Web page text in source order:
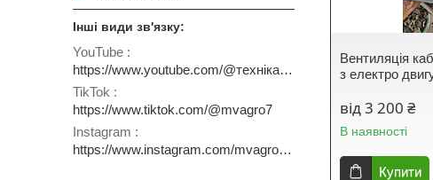
Вентиляція
з електро
від 3 200 ₴
В наявності
Купити
YouTube
https://www.youtube.com/@технікаТАобладнання
TikTok
https://www.tiktok.com/@mvagro7
Instagram
https://www.instagram.com/mvagro.com.ua